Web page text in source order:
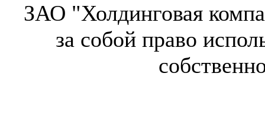
ЗАО "Холдинговая
за собой право